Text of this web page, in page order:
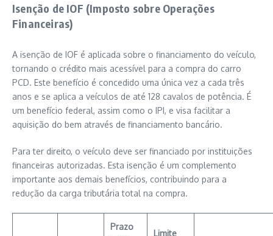
Isenção de IOF (Imposto sobre Operações
Financeiras)
A isenção de IOF é aplicada sobre o financiamento do veículo,
tornando o crédito mais acessível para a compra do carro
PCD. Este benefício é concedido uma única vez a cada três
anos e se aplica a veículos de até 128 cavalos de potência. É
um benefício federal, assim como o IPI, e visa facilitar a
aquisição do bem através de financiamento bancário.
Para ter direito, o veículo deve ser financiado por instituições
financeiras autorizadas. Esta isenção é um complemento
importante aos demais benefícios, contribuindo para a
redução da carga tributária total na compra.
Prazo
Limite